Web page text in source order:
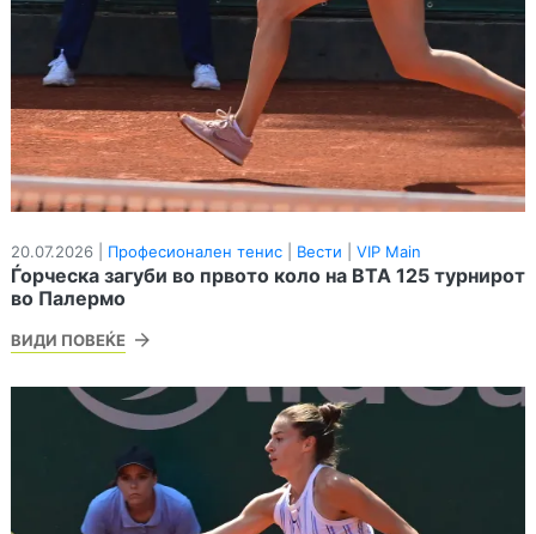
20.07.2026 | Професионален тенис Вести VIP Main
Ѓорческа загуби во првото коло на ВТА 125 турнирот
во Палермо
ВИДИ ПОВЕЌЕ